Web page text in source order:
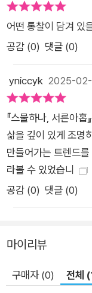
한다. 2030 여성은
만, 모든 이들이 그렇
보다 증가했고, 인공
대여 등 관련 산업
럽게 이어졌던 연애,
테크, 정부 혜택, 커
더 다양하고 복잡해졌다. 지극히 개인적인 문제였던
모두의 것으로 살필
홉》이 2030 여성을
의 이야기를 들은 이
같지’ ‘나만 이런 생
어떤 통찰이 담겨 있
공감 (0) 댓글 (0)
yniccyk 2025-
『스물하나, 서른아
삶을 깊이 있게 조명
만들어가는 트렌드
라볼 수 있었습니
공감 (0) 댓글 (0)
마이리뷰
구매자 (0) 전체